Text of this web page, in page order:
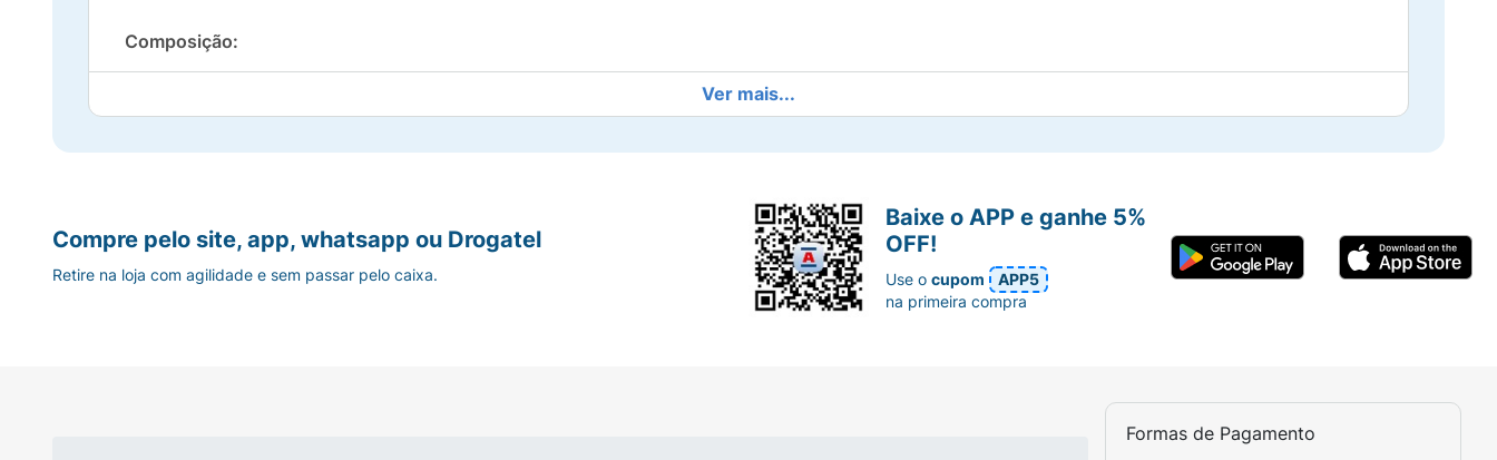
Composição:
Hydrogenated Castor Oil, Hydrogenated Castor Oil/Adipic Acid Copolymer, Caprylic/Capric Triglyceride, Butyrospermum Parkii Butter,
Octyldodecanol, Ethyl Trisiloxane, Polyisobutene, Capryloyl Glycerin/Sebacic Acid Copolymer, Copernicia Cerifera Cera, Theobroma Grandiflorum
Seed Butter, Helianthus Annuus Seed Wax, Panthenyl Dibehenate/Oleate, Isopropyl Palmitate, Parfum, Ethylhexyl Palmitate, Phenoxyethanol, CI
Hydroxide, Ethylhexylglycerin, Sesamum Indicum Seed Extract, Sorbitan Isostearate, Aqua, Swertia Chirata Extract, Undaria Pinnatifida Extract,
Tocopherol, Palmitoyl Tripeptide-1, Benzyl Benzoate, Cinnamal, Coumarin.
Ver mais...
Formas de Pagamento
Compre pelo site, app, whatsapp ou Drogatel
Retire na loja com agilidade e sem passar pelo caixa.
Baixe o APP e ganhe 5%
OFF!
Use ocupom
APP5
na primeira compra